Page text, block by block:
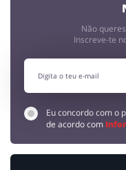
Não
Inscreve-te
Eu concordo com o
de acordo com